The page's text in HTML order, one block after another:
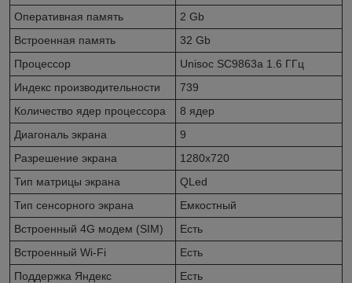
Оперативная память
2 Gb
Встроенная память
32 Gb
Процессор
Unisoc SC9863a 1.6 ГГц
Индекс производительности
739
Количество ядер процессора
8 ядер
Диагональ экрана
9
Разрешение экрана
1280x720
Тип матрицы экрана
QLed
Тип сенсорного экрана
Емкостный
Встроенный 4G модем (SIM)
Есть
Встроенный Wi-Fi
Есть
Поддержка Яндекс
Есть